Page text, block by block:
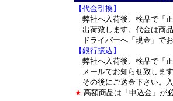
【代金引換】
弊社へ入荷後、検品で「
出荷致します。代金は商
ドライバーへ「現金」で
【銀行振込】
弊社へ入荷後、検品で「
メールでお知らせ致しま
その後にご送金下さい。
★ 高額商品は「申込金」が